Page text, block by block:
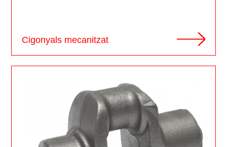
Cigonyals mecanitzat